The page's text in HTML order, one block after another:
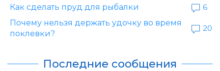
Как сделать пруд для рыбалки
6
Почему нельзя держать удочку во время
поклевки?
20
Последние сообщения